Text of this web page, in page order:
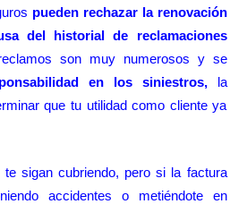
pueden rechazar la renovación
del historial de reclamaciones
son muy numerosos y se
en los siniestros,la
que tu utilidad como cliente ya
te sigan cubriendo, pero si la factura
accidentes o metiéndote en